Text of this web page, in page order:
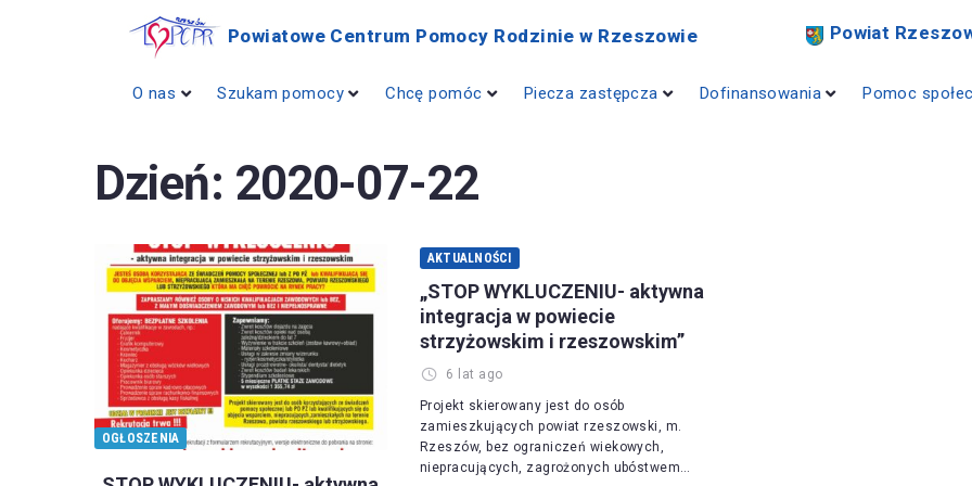
Powiatowe Centrum Pomocy Rodzinie w Rzeszowie Powiat
O nas Szukam pomocy Chcę pomóc Piecza zastępcza Dofinansowania Pomoc
Dzień: 2020-07-22
OGŁOSZENIA
AKTUALNOŚCI
„STOP WYKLUCZENIU- aktywna
integracja w powiecie
strzyżowskim i rzeszowskim”
6 lat ago
Projekt skierowany jest do osób
zamieszkujących powiat rzeszowski, m.
Rzeszów, bez ograniczeń wiekowych,
niepracujących, zagrożonych ubóstwem…